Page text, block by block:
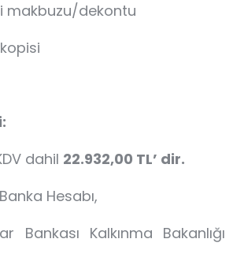
makbuzu/dekontu
dahil 22.932,00 TL’ dir.
Banka Hesabı,
Bankası Kalkınma Bakanlığı